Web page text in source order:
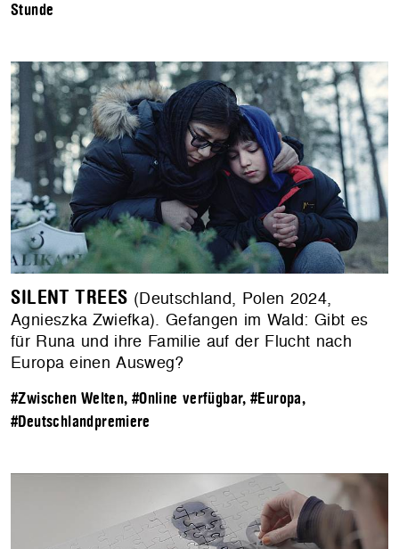
Stunde
SILENT TREES (Deutschland, Polen 2024,
Agnieszka Zwiefka). Gefangen im Wald: Gibt es
für Runa und ihre Familie auf der Flucht nach
Europa einen Ausweg?
#Zwischen Welten, #Online verfügbar, #Europa,
#Deutschlandpremiere